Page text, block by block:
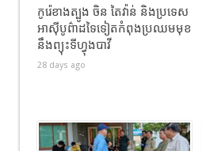
កូរ៉េខាងត្បូង ចិន តៃវ៉ាន់ និងប្រទេស
អាស៊ីបូព៌ាដទៃទៀតកំពុងប្រឈមមុខ
នឹងព្យុះទីហ្វុងបាវី
28 days ago